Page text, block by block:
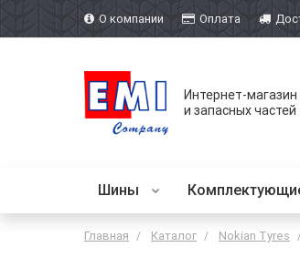
О компании Оплата
Интернет-
и запасных частей
Шины
Главная Каталог Nokian Tyres